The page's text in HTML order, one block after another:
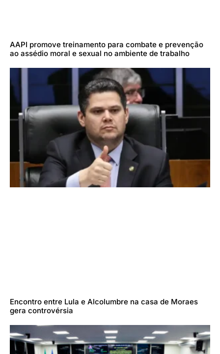
AAPI promove treinamento para combate e prevenção
ao assédio moral e sexual no ambiente de trabalho
Encontro entre Lula e Alcolumbre na casa de Moraes
gera controvérsia